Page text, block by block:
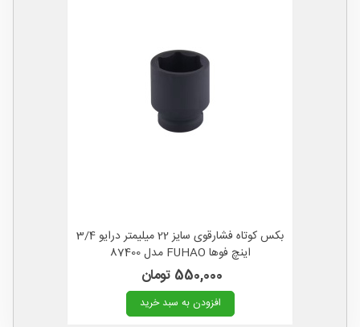
بکس کوتاه فشارقوی سایز 22 میلیمتر درایو 3/4
اینچ فوها FUHAO مدل 87400
550,000 تومان
افزودن به سبد خرید